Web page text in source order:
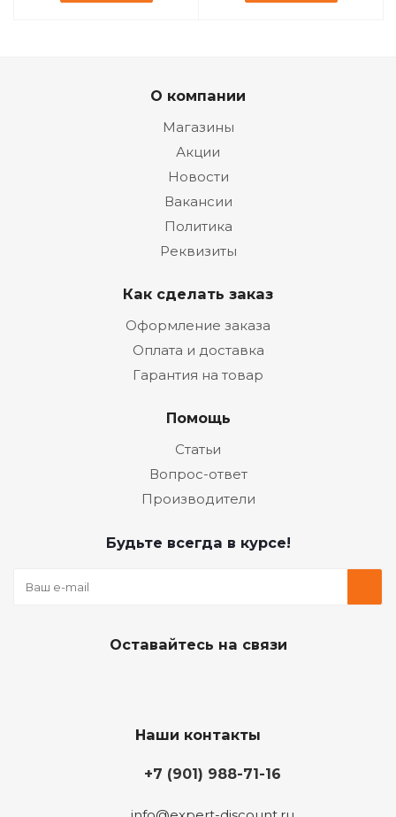
О компании
Магазины
Акции
Новости
Вакансии
Политика
Реквизиты
Как сделать заказ
Оформление заказа
Оплата и доставка
Гарантия на товар
Помощь
Статьи
Вопрос-ответ
Производители
Будьте всегда в курсе!
Оставайтесь на связи
Наши контакты
+7 (901) 988-71-16